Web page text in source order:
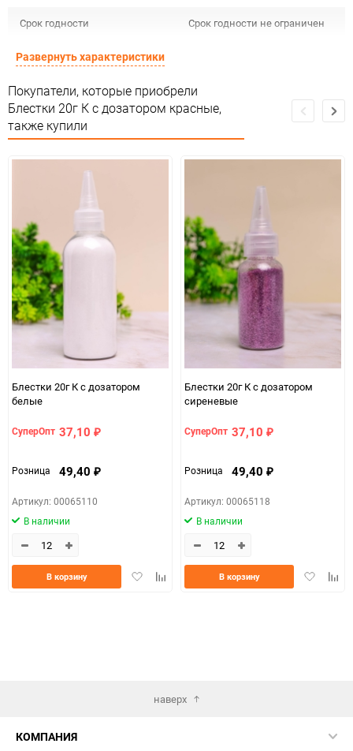
Срок годности Срок годности не ограничен
Предназначение товара
Сертификация Не подлежит сертификации
Особые условия Особых условий не требует
Единица измерения шт
Развернуть характеристики
Покупатели, которые приобрели
Блестки 20г К с дозатором красные,
также купили
Блестки 20г К с дозатором
белые
СуперОпт 37,10 ₽
Розница 49,40 ₽
Артикул: 00065110
В наличии
ДобавитьДобавить
В корзину
Блестки 20г К с дозатором
сиреневые
СуперОпт 37,10 ₽
Розница 49,40 ₽
Артикул: 00065118
В наличии
Добавить
В корзину
наверх
КОМПАНИЯ